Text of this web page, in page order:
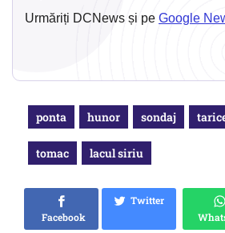
Urmăriți DCNews și pe Google
ponta hunor sondaj
tomac lacul siriu
Facebook
Twitter